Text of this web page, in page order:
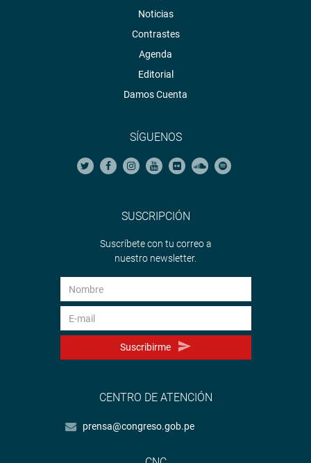
Noticias
Contrastes
Agenda
Editorial
Damos Cuenta
SÍGUENOS
SUSCRIPCIÓN
Suscríbete con tu correo a
nuestro newsletter.
Suscribirme
CENTRO DE ATENCIÓN
prensa@congreso.gob.pe